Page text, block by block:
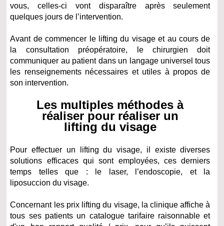
vous, celles-ci vont disparaître après seulement
quelques jours de l’intervention.
Avant de commencer le lifting du visage et au cours de
la consultation préopératoire, le chirurgien doit
communiquer au patient dans un langage universel tous
les renseignements nécessaires et utiles à propos de
son intervention.
Les multiples méthodes à
réaliser pour réaliser un
lifting du visage
Pour effectuer un lifting du visage, il existe diverses
solutions efficaces qui sont employées, ces derniers
temps telles que : le laser, l’endoscopie, et la
liposuccion du visage.
Concernant les prix lifting du visage, la clinique affiche à
tous ses patients un catalogue tarifaire raisonnable et